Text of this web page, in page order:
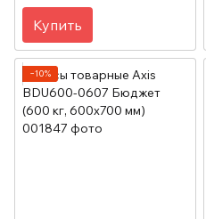
Купить
−10%